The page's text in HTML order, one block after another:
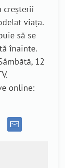
creșterii
viața.
să se
înainte.
12
online: